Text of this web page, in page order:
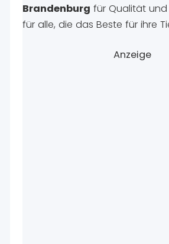
Brandenburg für Qualität und
für alle, die das Beste für ihre
Anzeige